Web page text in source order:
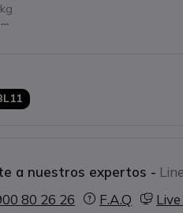
EasyRealease
a nuestros expertos -
80 26 26
F.A.Q